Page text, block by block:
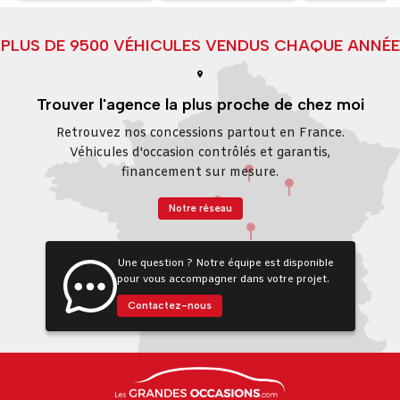
PLUS DE 9500 VÉHICULES VENDUS CHAQUE ANNÉE
Trouver l'agence la plus proche de chez moi
Retrouvez nos concessions partout en France.
Véhicules d'occasion contrôlés et garantis,
financement sur mesure.
Notre réseau
Une question ? Notre équipe est disponible
pour vous accompagner dans votre projet.
Contactez-nous